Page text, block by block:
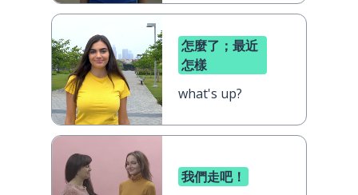
怎麼了；最近
怎樣
what's up?
我們走吧！